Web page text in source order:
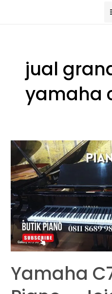
jual
yamaha
Yamaha
Yamaha
Grand
Piano
–
Jejak
Keindahan
Musik
di
Butik
Piano